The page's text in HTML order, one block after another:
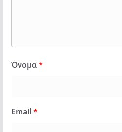
Όνομα*
Email*